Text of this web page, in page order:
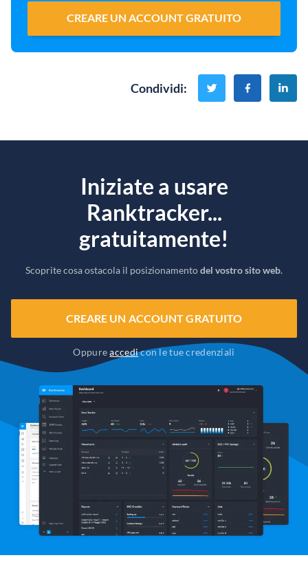
CREARE UN ACCOUNT GRATUITO
Condividi:
Iniziate a usare
Ranktracker...
gratuitamente!
Scoprite cosa ostacola il posizionamentodel vostro sito web.
CREARE UN ACCOUNT GRATUITO
Oppureaccedicon le tue credenziali